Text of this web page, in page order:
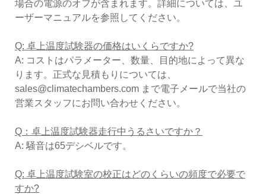
場合の電源のオフが含まれます。詳細については、ユ
ーザーマニュアルを参照してください。
Q: 卓上温度試験器の価格はいくらですか?
A: コストはパラメーター、数量、目的地によって異な
ります。正式な見積もりについては、
sales@climatechambers.com まで電子メールで当社の
営業スタッフにお問い合わせください。
Q： 卓上温度試験器走行中うるさいですか？
A: 騒音は65デシベルです。
Q: 卓上温度試験室の校正はどのくらいの頻度で必要で
すか?